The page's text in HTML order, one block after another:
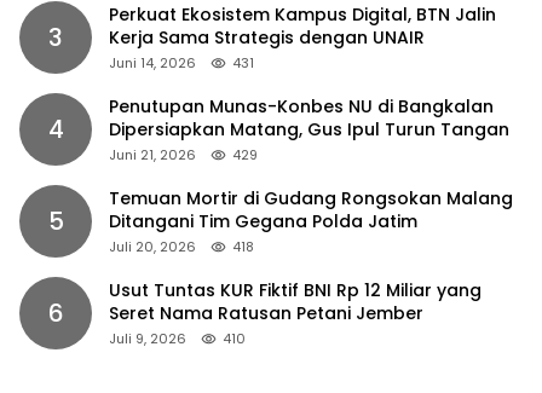
3
Perkuat Ekosistem Kampus Digital, BTN Jalin
Kerja Sama Strategis dengan UNAIR
Juni 14, 2026 431
4
Penutupan Munas-Konbes NU di Bangkalan
Dipersiapkan Matang, Gus Ipul Turun Tangan
Juni 21, 2026 429
5
Temuan Mortir di Gudang Rongsokan Malang
Ditangani Tim Gegana Polda Jatim
Juli 20, 2026 418
6
Usut Tuntas KUR Fiktif BNI Rp 12 Miliar yang
Seret Nama Ratusan Petani Jember
Juli 9, 2026 410